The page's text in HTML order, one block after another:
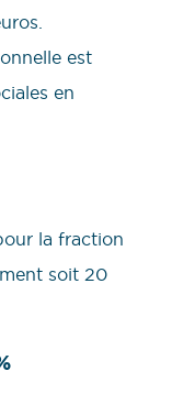
est
en
la fraction
soit 20